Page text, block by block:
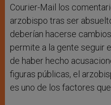
Courier-Mail los
arzobispo tras ser
deberían hacerse
permite a la gente seguir
de haber hecho
figuras públicas, el
es uno de los factores